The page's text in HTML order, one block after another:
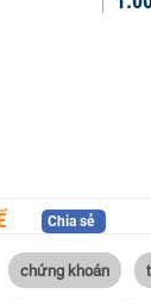
Chia sẻ
chứng khoán